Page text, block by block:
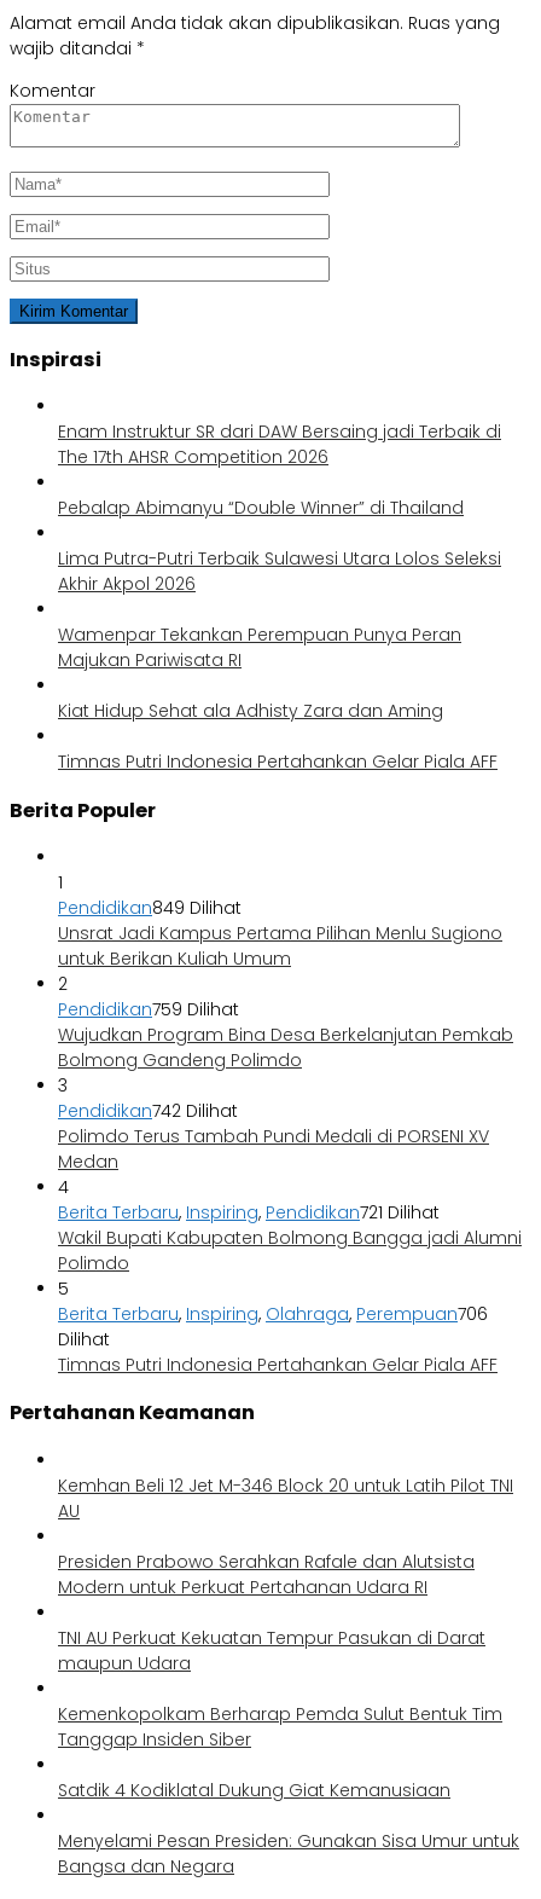
Alamat email Anda tidak akan dipublikasikan. Ruas yang
wajib ditandai *
Komentar
Inspirasi
Enam Instruktur SR dari DAW Bersaing jadi Terbaik di
The 17th AHSR Competition 2026
Pebalap Abimanyu “Double Winner” di Thailand
Lima Putra-Putri Terbaik Sulawesi Utara Lolos Seleksi
Akhir Akpol 2026
Wamenpar Tekankan Perempuan Punya Peran
Majukan Pariwisata RI
Kiat Hidup Sehat ala Adhisty Zara dan Aming
Timnas Putri Indonesia Pertahankan Gelar Piala AFF
Berita Populer
1
Pendidikan849 Dilihat
Unsrat Jadi Kampus Pertama Pilihan Menlu Sugiono
untuk Berikan Kuliah Umum
2
Pendidikan759 Dilihat
Wujudkan Program Bina Desa Berkelanjutan Pemkab
Bolmong Gandeng Polimdo
3
Pendidikan742 Dilihat
Polimdo Terus Tambah Pundi Medali di PORSENI XV
Medan
4
Berita Terbaru, Inspiring, Pendidikan721 Dilihat
Wakil Bupati Kabupaten Bolmong Bangga jadi Alumni
Polimdo
5
Berita Terbaru, Inspiring, Olahraga, Perempuan706
Dilihat
Timnas Putri Indonesia Pertahankan Gelar Piala AFF
Pertahanan Keamanan
Kemhan Beli 12 Jet M-346 Block 20 untuk Latih Pilot TNI
AU
Presiden Prabowo Serahkan Rafale dan Alutsista
Modern untuk Perkuat Pertahanan Udara RI
TNI AU Perkuat Kekuatan Tempur Pasukan di Darat
maupun Udara
Kemenkopolkam Berharap Pemda Sulut Bentuk Tim
Tanggap Insiden Siber
Satdik 4 Kodiklatal Dukung Giat Kemanusiaan
Menyelami Pesan Presiden: Gunakan Sisa Umur untuk
Bangsa dan Negara